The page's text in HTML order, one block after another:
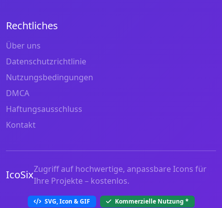
Rechtliches
Über uns
Datenschutzrichtlinie
Nutzungsbedingungen
DMCA
Haftungsausschluss
Kontakt
IcoSixZugriff auf hochwertige, anpassbare Icons für
Ihre Projekte – kostenlos.
SVG, Icon & GIF Kommerzielle Nutzung *